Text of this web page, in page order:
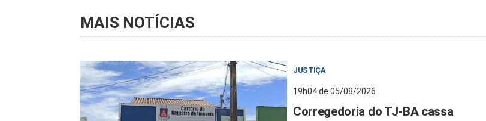
MAIS NOTÍCIAS
JUSTIÇA
19h04 de 05/08/2026
Corregedoria do TJ-BA cassa